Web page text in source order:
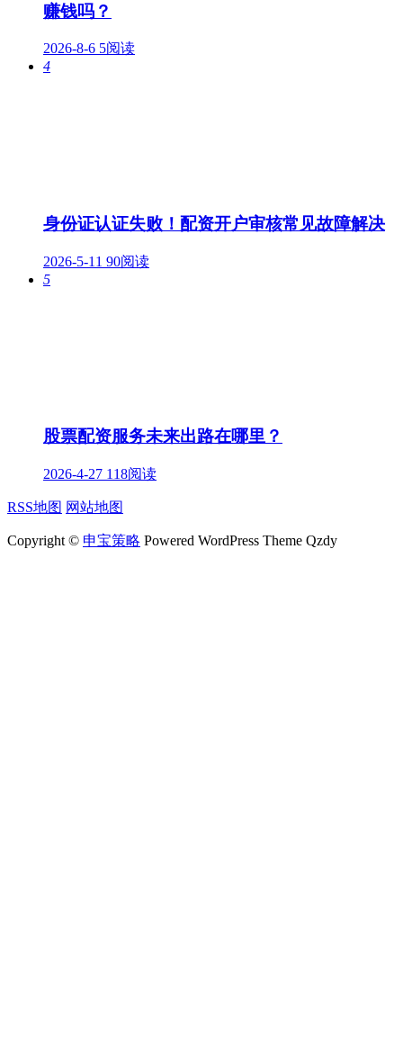
赚钱吗？
2026-8-6 5阅读
4
身份证认证失败！配资开户审核常见故障解决
2026-5-11 90阅读
5
股票配资服务未来出路在哪里？
2026-4-27 118阅读
RSS地图 网站地图
Copyright © 申宝策略 Powered WordPress Theme Qzdy